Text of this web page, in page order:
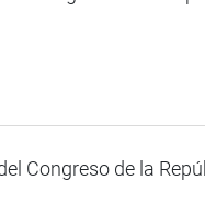
Congreso de la